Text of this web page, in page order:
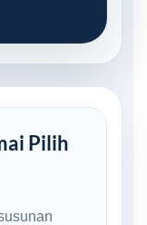
Pilih